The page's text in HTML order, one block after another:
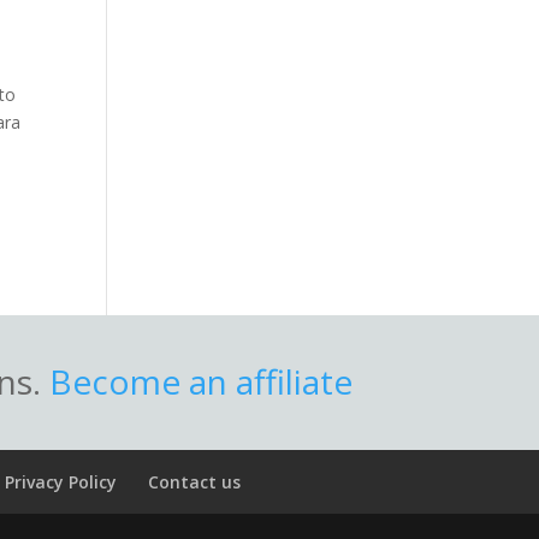
Become an affiliate
Privacy Policy Contact us